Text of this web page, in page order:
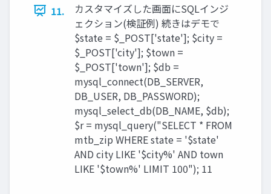
11.
カスタマイズした画面にSQLインジ
ェクション(検証例) 続きはデモで
$state = $_POST['state']; $city =
$_POST['city']; $town =
$_POST['town']; $db =
mysql_connect(DB_SERVER,
DB_USER, DB_PASSWORD);
mysql_select_db(DB_NAME, $db);
$r = mysql_query("SELECT * FROM
mtb_zip WHERE state = '$state'
AND city LIKE '$city%' AND town
LIKE '$town%' LIMIT 100"); 11